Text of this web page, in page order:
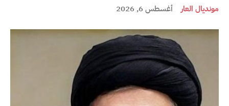
مونديال العار أغسطس 6, 2026